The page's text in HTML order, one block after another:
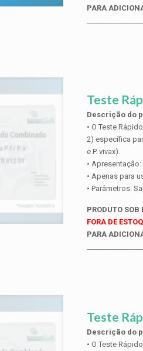
PARA
Teste
Descrição do
• O Teste
2) específica
e P. vivax).
•
• Apenas para
• Parâmetros:
PRODUTO SOB
FORA DE
PARA
Teste
Descrição do
• O Teste